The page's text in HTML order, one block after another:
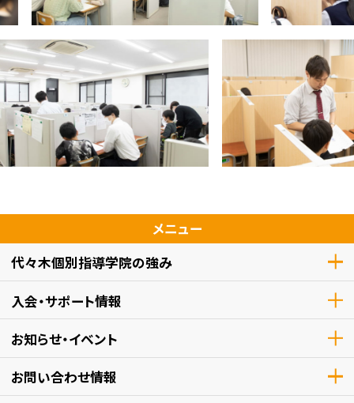
メニュー
代々木個別指導学院の強み
入会・サポート情報
お知らせ・イベント
お問い合わせ情報